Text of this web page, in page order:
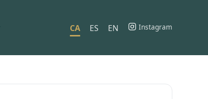
CA ES EN Instagram